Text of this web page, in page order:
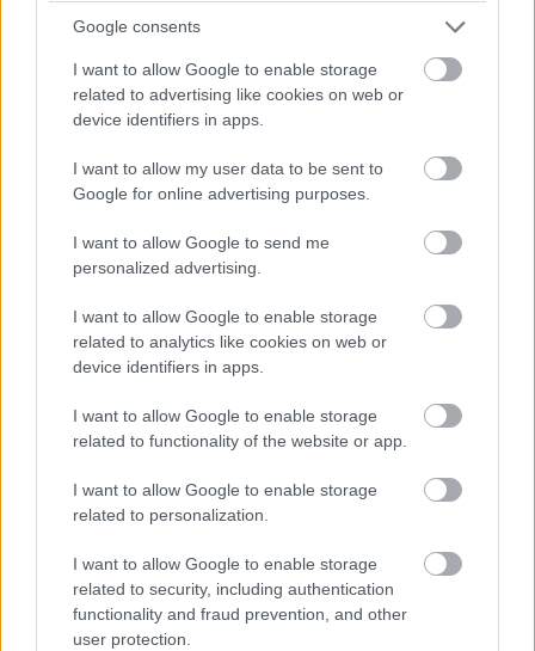
Google consents
I want to allow Google to enable storage
related to advertising like cookies on web or
device identifiers in apps.
I want to allow my user data to be sent to
Google for online advertising purposes.
I want to allow Google to send me
personalized advertising.
I want to allow Google to enable storage
related to analytics like cookies on web or
device identifiers in apps.
I want to allow Google to enable storage
related to functionality of the website or app.
I want to allow Google to enable storage
related to personalization.
I want to allow Google to enable storage
related to security, including authentication
functionality and fraud prevention, and other
user protection.